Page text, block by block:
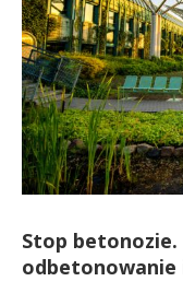
Stop betonozie.
odbetonowanie